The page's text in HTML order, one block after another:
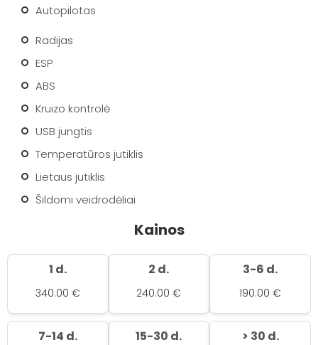
Autopilotas
Radijas
ESP
ABS
Kruizo kontrolė
USB jungtis
Temperatūros jutiklis
Lietaus jutiklis
Šildomi veidrodėliai
Kainos
1 d.
340.00 €
2 d.
240.00 €
3-6 d.
190.00 €
7-14 d. 15-30 d. > 30 d.